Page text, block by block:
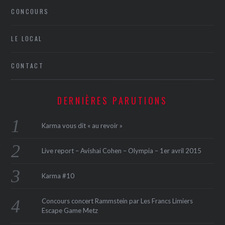
SOCIAUX
CONCOURS
LE LOCAL
CONTACT
DERNIÈRES PARUTIONS
Karma vous dit « au revoir »
Live report – Avishai Cohen – Olympia – 1er avril 2015
Karma #10
Concours concert Rammstein par Les Francs Limiers
Escape Game Metz